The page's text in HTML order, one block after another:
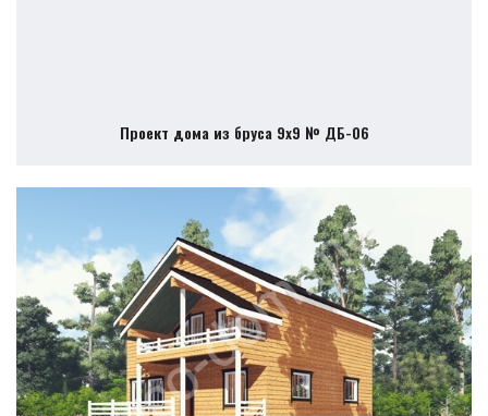
Проект дома из бруса 9х9 № ДБ-06